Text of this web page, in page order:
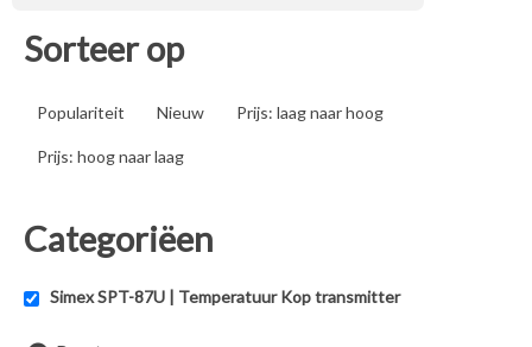
Sorteer op
Populariteit Nieuw Prijs: laag naar hoog
Prijs: hoog naar laag
Categoriëen
Simex SPT-87U | Temperatuur Kop transmitter